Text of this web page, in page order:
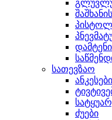
სათევზაო
ანკესები
ძუები